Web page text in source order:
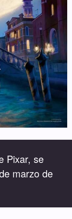
Pixar, se
marzo de